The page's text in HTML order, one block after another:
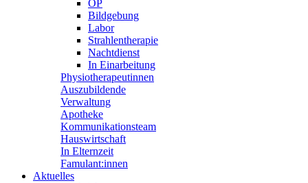
OP
Bildgebung
Labor
Strahlentherapie
Nachtdienst
In Einarbeitung
Physiotherapeutinnen
Auszubildende
Verwaltung
Apotheke
Kommunikationsteam
Hauswirtschaft
In Elternzeit
Famulant:innen
Aktuelles